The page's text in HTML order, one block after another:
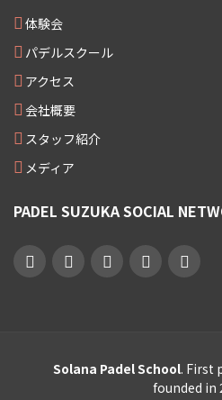
体験会
パデルスクール
アクセス
会社概要
スタッフ紹介
メディア
PADEL SUZUKA SOCIAL
Solana Padel School. First
founded in